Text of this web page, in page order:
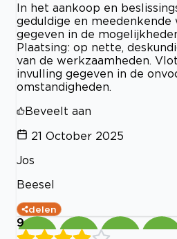
In het aankoop en
geduldige en meedenkende
gegeven in de
Plaatsing: op nette,
van de werkzaamheden.
invulling gegeven in de
omstandigheden.
Beveelt aan
21 October 2025
Jos
Beesel
delen
9